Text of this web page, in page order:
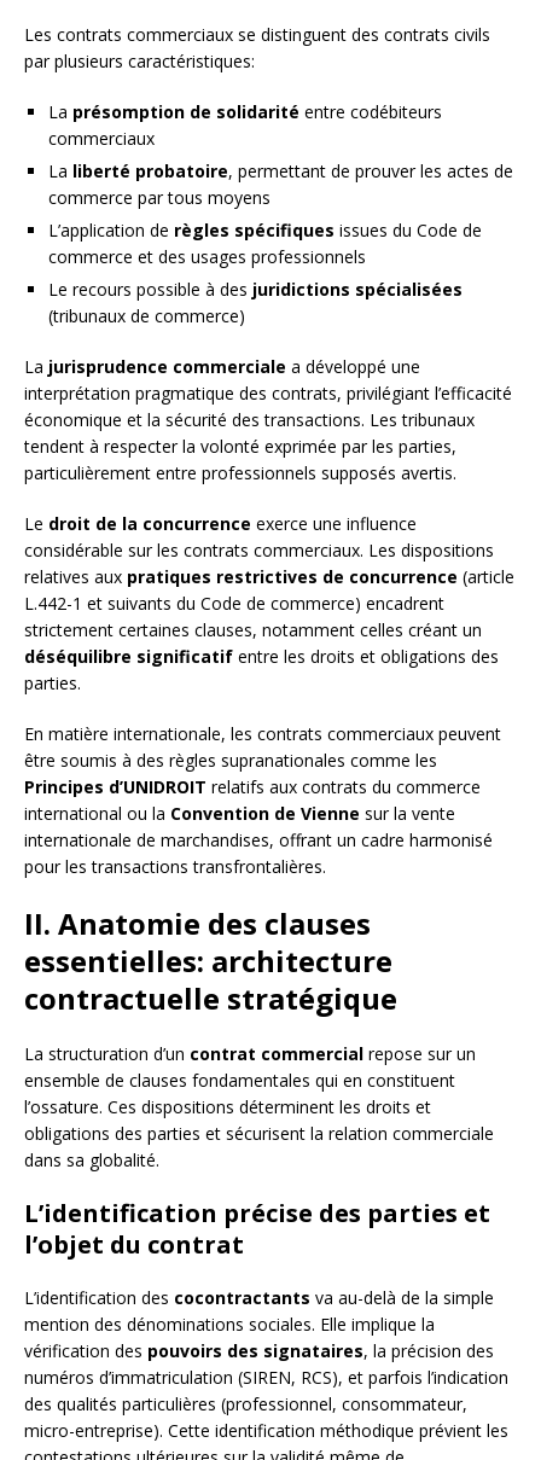
Les contrats commerciaux se distinguent des contrats civils
par plusieurs caractéristiques:
La présomption de solidarité entre codébiteurs
commerciaux
La liberté probatoire, permettant de prouver les actes de
commerce par tous moyens
L’application de règles spécifiques issues du Code de
commerce et des usages professionnels
Le recours possible à des juridictions spécialisées
(tribunaux de commerce)
La jurisprudence commerciale a développé une
interprétation pragmatique des contrats, privilégiant l’efficacité
économique et la sécurité des transactions. Les tribunaux
tendent à respecter la volonté exprimée par les parties,
particulièrement entre professionnels supposés avertis.
Le droit de la concurrence exerce une influence
considérable sur les contrats commerciaux. Les dispositions
relatives aux pratiques restrictives de concurrence (article
L.442-1 et suivants du Code de commerce) encadrent
strictement certaines clauses, notamment celles créant un
déséquilibre significatif entre les droits et obligations des
parties.
En matière internationale, les contrats commerciaux peuvent
être soumis à des règles supranationales comme les
Principes d’UNIDROIT relatifs aux contrats du commerce
international ou la Convention de Vienne sur la vente
internationale de marchandises, offrant un cadre harmonisé
pour les transactions transfrontalières.
II. Anatomie des clauses
essentielles: architecture
contractuelle stratégique
La structuration d’un contrat commercial repose sur un
ensemble de clauses fondamentales qui en constituent
l’ossature. Ces dispositions déterminent les droits et
obligations des parties et sécurisent la relation commerciale
dans sa globalité.
L’identification précise des parties et
l’objet du contrat
L’identification des cocontractants va au-delà de la simple
mention des dénominations sociales. Elle implique la
vérification des pouvoirs des signataires, la précision des
numéros d’immatriculation (SIREN, RCS), et parfois l’indication
des qualités particulières (professionnel, consommateur,
micro-entreprise). Cette identification méthodique prévient les